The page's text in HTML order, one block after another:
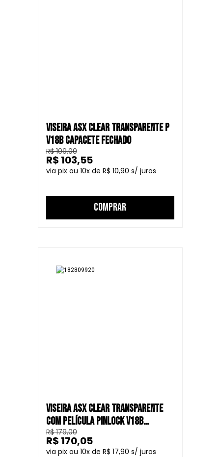
VISEIRA ASX CLEAR TRANSPARENTE P
V18B CAPACETE FECHADO
R$ 109,00
10
R$ 10,90
R$ 103,55
COMPRAR
VISEIRA ASX CLEAR TRANSPARENTE
COM PELÍCULA PINLOCK V18B
CAPACETE FECHADO
R$ 179,00
10
R$ 17,90
R$ 170,05